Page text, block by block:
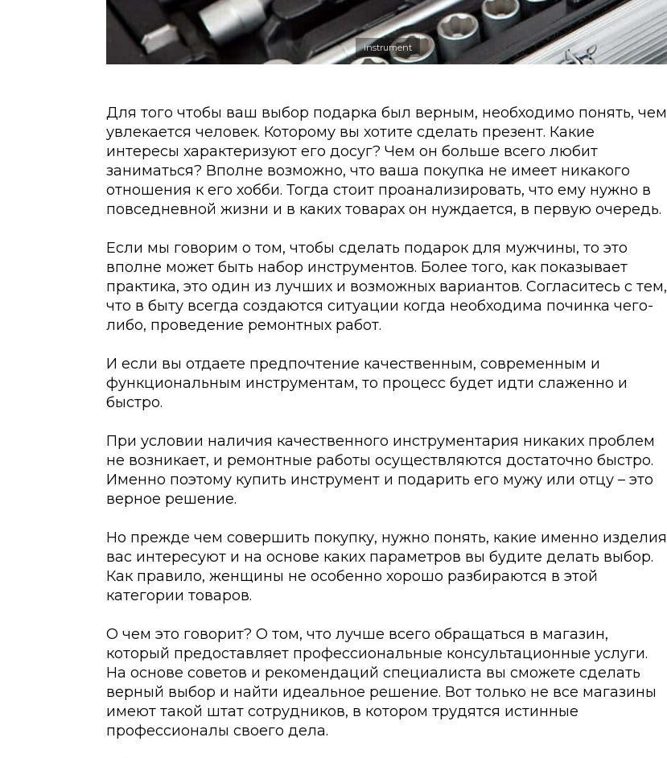
instrument
Для того чтобы ваш выбор подарка был верным, необходимо понять, чем
увлекается человек. Которому вы хотите сделать презент. Какие
интересы характеризуют его досуг? Чем он больше всего любит
заниматься? Вполне возможно, что ваша покупка не имеет никакого
отношения к его хобби. Тогда стоит проанализировать, что ему нужно в
повседневной жизни и в каких товарах он нуждается, в первую очередь.
Если мы говорим о том, чтобы сделать подарок для мужчины, то это
вполне может быть набор инструментов. Более того, как показывает
практика, это один из лучших и возможных вариантов. Согласитесь с тем,
что в быту всегда создаются ситуации когда необходима починка чего-
либо, проведение ремонтных работ.
И если вы отдаете предпочтение качественным, современным и
функциональным инструментам, то процесс будет идти слаженно и
быстро.
При условии наличия качественного инструментария никаких проблем
не возникает, и ремонтные работы осуществляются достаточно быстро.
Именно поэтому купить инструмент и подарить его мужу или отцу – это
верное решение.
Но прежде чем совершить покупку, нужно понять, какие именно изделия
вас интересуют и на основе каких параметров вы будите делать выбор.
Как правило, женщины не особенно хорошо разбираются в этой
категории товаров.
О чем это говорит? О том, что лучше всего обращаться в магазин,
который предоставляет профессиональные консультационные услуги.
На основе советов и рекомендаций специалиста вы сможете сделать
верный выбор и найти идеальное решение. Вот только не все магазины
имеют такой штат сотрудников, в котором трудятся истинные
профессионалы своего дела.